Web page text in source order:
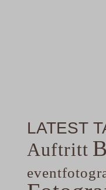
LATEST
Auftritt